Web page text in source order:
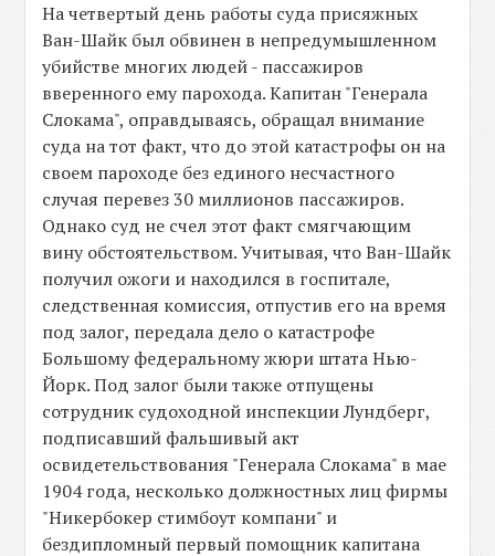
На четвертый день работы суда присяжных
Ван-Шайк был обвинен в непредумышленном
убийстве многих людей - пассажиров
вверенного ему парохода. Капитан "Генерала
Слокама", оправдываясь, обращал внимание
суда на тот факт, что до этой катастрофы он на
своем пароходе без единого несчастного
случая перевез 30 миллионов пассажиров.
Однако суд не счел этот факт смягчающим
вину обстоятельством. Учитывая, что Ван-Шайк
получил ожоги и находился в госпитале,
следственная комиссия, отпустив его на время
под залог, передала дело о катастрофе
Большому федеральному жюри штата Нью-
Йорк. Под залог были также отпущены
сотрудник судоходной инспекции Лундберг,
подписавший фальшивый акт
освидетельствования "Генерала Слокама" в мае
1904 года, несколько должностных лиц фирмы
"Никербокер стимбоут компани" и
бездипломный первый помощник капитана